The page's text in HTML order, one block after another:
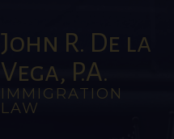
John R. De la
Vega, P.A.
IMMIGRATION
LAW